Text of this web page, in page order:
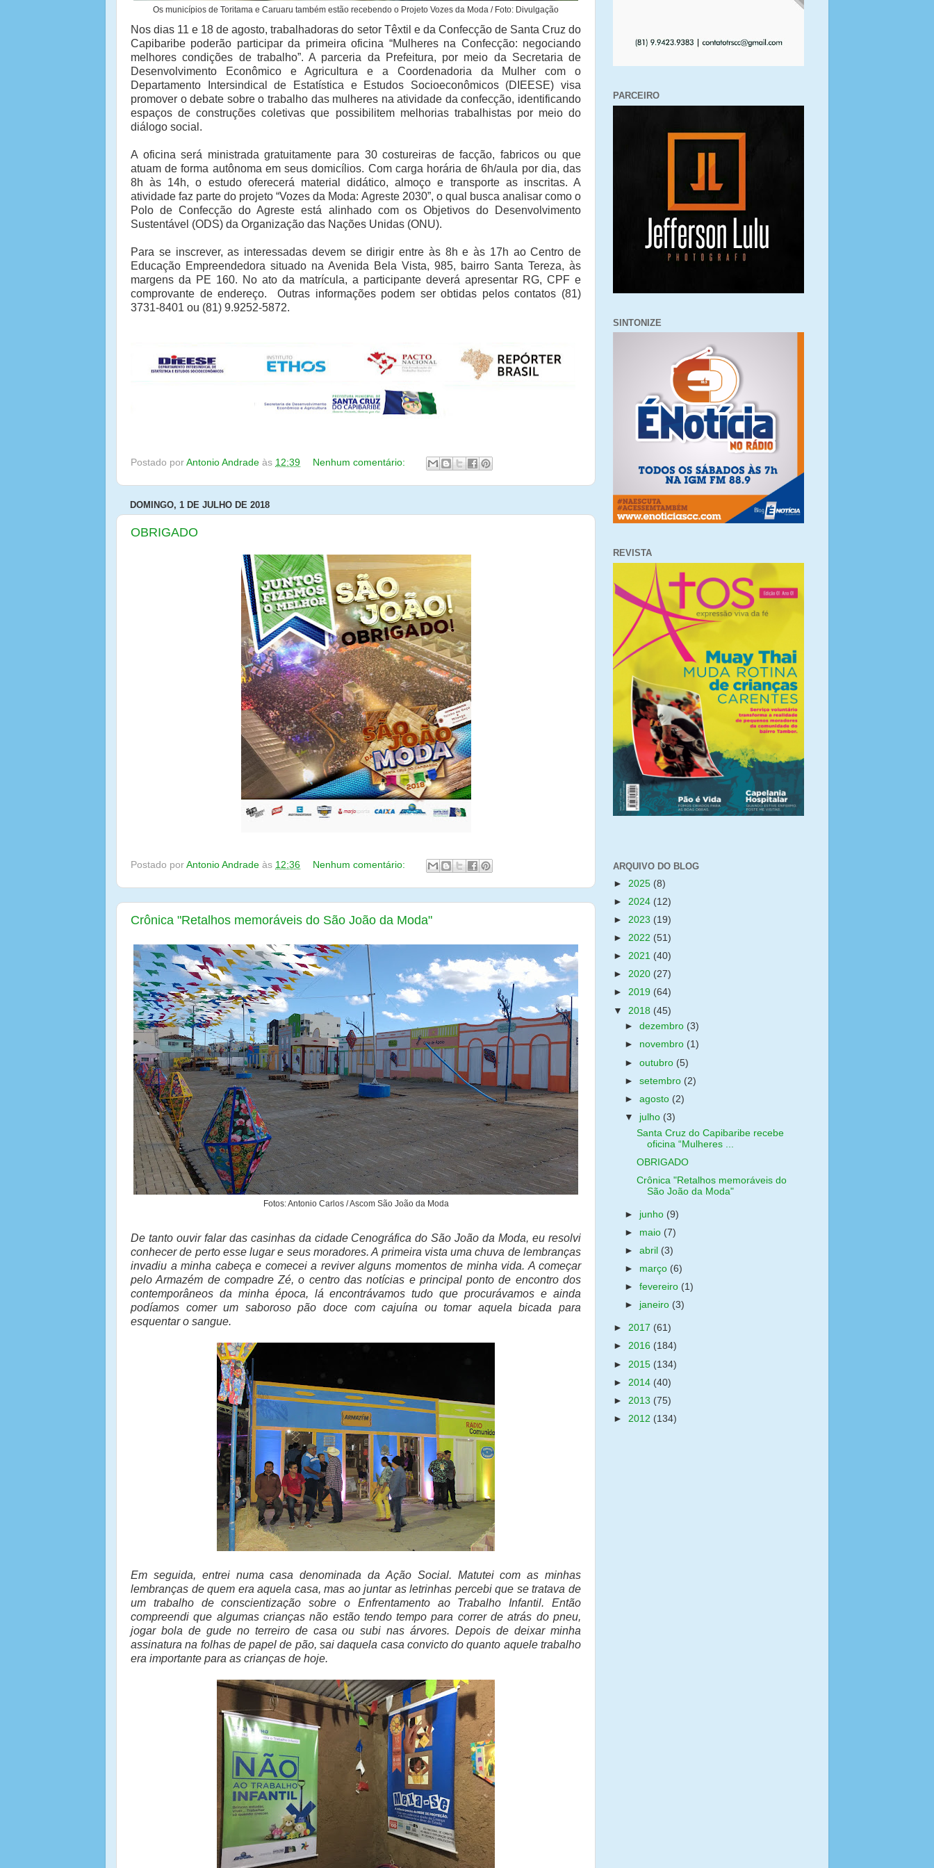
Os municípios de Toritama e Caruaru também estão recebendo o Projeto Vozes da Moda / Foto: Divulgação
Nos dias 11 e 18 de agosto, trabalhadoras do setor Têxtil e da Confecção de Santa Cruz do
Capibaribe poderão participar da primeira oficina “Mulheres na Confecção: negociando
melhores condições de trabalho”. A parceria da Prefeitura, por meio da Secretaria de
Desenvolvimento Econômico e Agricultura e a Coordenadoria da Mulher com o
Departamento Intersindical de Estatística e Estudos Socioeconômicos (DIEESE) visa
promover o debate sobre o trabalho das mulheres na atividade da confecção, identificando
espaços de construções coletivas que possibilitem melhorias trabalhistas por meio do
diálogo social.
A oficina será ministrada gratuitamente para 30 costureiras de facção, fabricos ou que
atuam de forma autônoma em seus domicílios. Com carga horária de 6h/aula por dia, das
8h às 14h, o estudo oferecerá material didático, almoço e transporte as inscritas. A
atividade faz parte do projeto “Vozes da Moda: Agreste 2030”, o qual busca analisar como o
Polo de Confecção do Agreste está alinhado com os Objetivos do Desenvolvimento
Sustentável (ODS) da Organização das Nações Unidas (ONU).
Para se inscrever, as interessadas devem se dirigir entre às 8h e às 17h ao Centro de
Educação Empreendedora situado na Avenida Bela Vista, 985, bairro Santa Tereza, às
margens da PE 160. No ato da matrícula, a participante deverá apresentar RG, CPF e
comprovante de endereço.
Outras informações podem ser obtidas pelos contatos (81)
3731-8401 ou (81) 9.9252-5872.
Postado por Antonio Andrade às 12:39 Nenhum comentário:
DOMINGO, 1 DE JULHO DE 2018
OBRIGADO
Postado por Antonio Andrade às 12:36 Nenhum comentário:
Crônica "Retalhos memoráveis do São João da Moda"
Fotos: Antonio Carlos / Ascom São João da Moda
De tanto ouvir falar das casinhas da cidade Cenográfica do São João da Moda, eu resolvi
conhecer de perto esse lugar e seus moradores. A primeira vista uma chuva de lembranças
invadiu a minha cabeça e comecei a reviver alguns momentos de minha vida. A começar
pelo Armazém de compadre Zé, o centro das notícias e principal ponto de encontro dos
contemporâneos da minha época, lá encontrávamos tudo que procurávamos e ainda
podíamos comer um saboroso pão doce com cajuína ou tomar aquela bicada para
esquentar o sangue.
Em seguida, entrei numa casa denominada da Ação Social. Matutei com as minhas
lembranças de quem era aquela casa, mas ao juntar as letrinhas percebi que se tratava de
um trabalho de conscientização sobre o Enfrentamento ao Trabalho Infantil. Então
compreendi que algumas crianças não estão tendo tempo para correr de atrás do pneu,
jogar bola de gude no terreiro de casa ou subi nas árvores. Depois de deixar minha
assinatura na folhas de papel de pão, sai daquela casa convicto do quanto aquele trabalho
era importante para as crianças de hoje.
PARCEIRO
SINTONIZE
REVISTA
ARQUIVO DO BLOG
► 2025 (8)
► 2024 (12)
► 2023 (19)
► 2022 (51)
► 2021 (40)
► 2020 (27)
► 2019 (64)
▼ 2018 (45)
►dezembro (3)
► novembro (1)
►outubro (5)
►setembro (2)
►agosto (2)
▼ julho (3)
Santa Cruz do Capibaribe recebe
oficina “Mulheres ...
OBRIGADO
Crônica "Retalhos memoráveis do
São João da Moda"
► junho (9)
► maio (7)
►abril (3)
► março (6)
►fevereiro (1)
► janeiro (3)
► 2017 (61)
► 2016 (184)
► 2015 (134)
► 2014 (40)
► 2013 (75)
► 2012 (134)